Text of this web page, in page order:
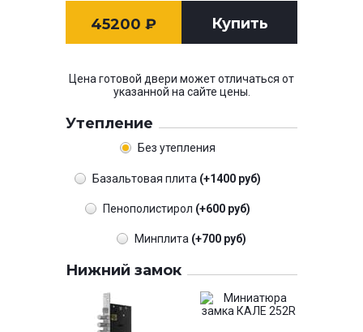
45200 ₽ Купить
Цена готовой двери может отличаться от
указанной на сайте цены.
Утепление
Без утепления
Базальтовая плита (+1400 руб)
Пенополистирол (+600 руб)
Минплита (+700 руб)
Нижний замок